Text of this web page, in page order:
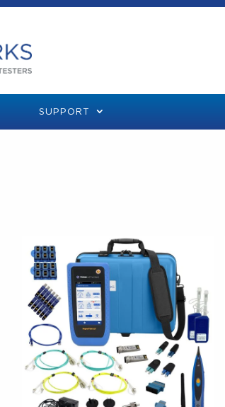
SUPPORT